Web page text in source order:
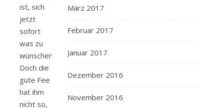
ist, sich
jetzt
sofort
was zu
wünschen.
Doch die
gute Fee
hat ihm
nicht so,
März 2017
Februar 2017
Januar 2017
Dezember 2016
November 2016